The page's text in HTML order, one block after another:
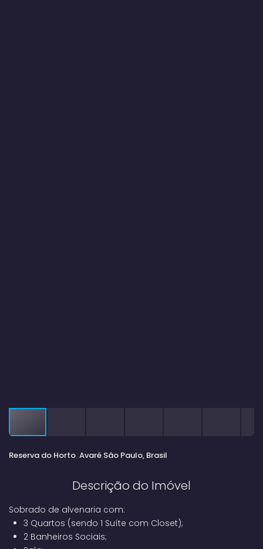
Reserva do Horto Avaré São Paulo, Brasil
Descrição do Imóvel
Sobrado de alvenaria com:
3 Quartos (sendo 1 Suíte com Closet);
2 Banheiros Sociais;